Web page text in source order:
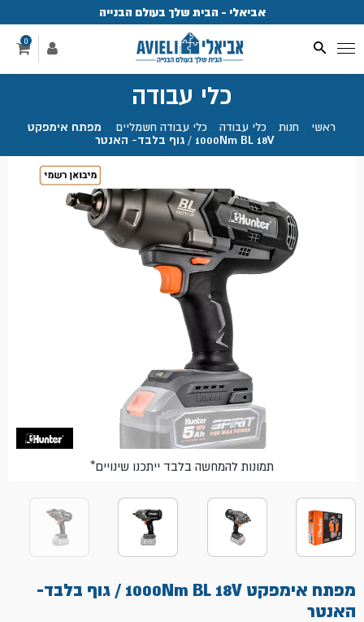
אביאלי - הבית שלך בעולם הבנייה
0
כלי עבודה
ראשי חנות כלי עבודה כלי עבודה חשמליים
מפתח אימפקט
1000Nm BL 18V / גוף בלבד- האנטר
מפתח אימפקט 1000Nm BL 18V / גוף בלבד-
האנטר
*תמונות להמחשה בלבד ייתכנו שינויים